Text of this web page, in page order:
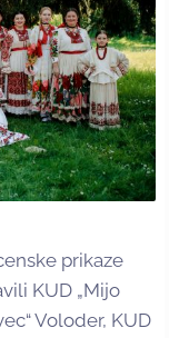
prikaze
KUD „Mijo
Voloder, KUD